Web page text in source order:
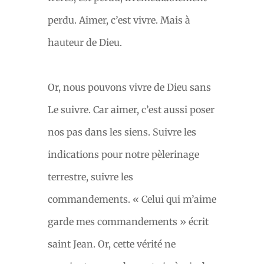
perdu. Aimer, c’est vivre. Mais à
hauteur de Dieu.
Or, nous pouvons vivre de Dieu sans
Le suivre. Car aimer, c’est aussi poser
nos pas dans les siens. Suivre les
indications pour notre pèlerinage
terrestre, suivre les
commandements. « Celui qui m’aime
garde mes commandements » écrit
saint Jean. Or, cette vérité ne